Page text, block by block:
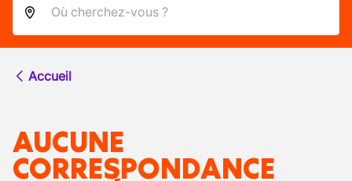
Accueil
AUCUNE
CORRESPONDANCE